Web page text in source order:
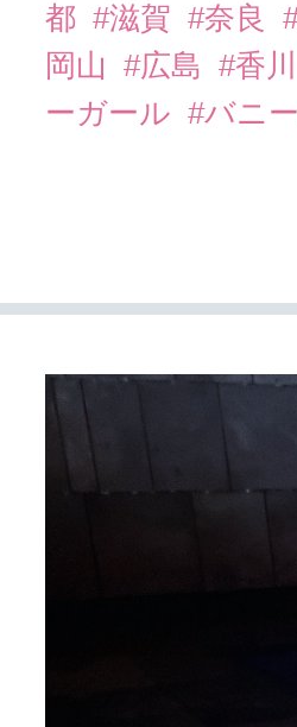
都 #滋賀 #奈良
岡山
#広島 #香川
ーガール #バニ